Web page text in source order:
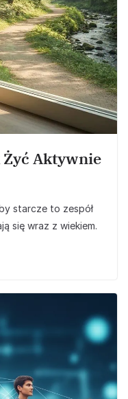
Żyć Aktywnie
starcze to zespół
się wraz z wiekiem.